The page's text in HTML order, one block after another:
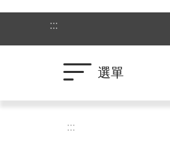
跳到主要內容區塊
:::
選單
:::